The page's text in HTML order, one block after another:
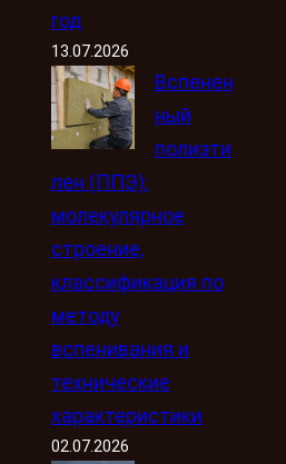
год
13.07.2026
Вспенен
ный
полиэти
лен (ППЭ):
молекулярное
строение,
классификация по
методу
вспенивания и
технические
характеристики
02.07.2026